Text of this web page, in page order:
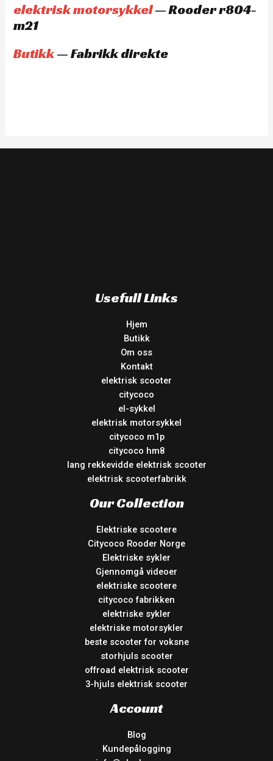
elektrisk motorsykkel— Rooder r804-
m21
Butikk— Fabrikk direkte
Usefull Links
Hjem
Butikk
Om oss
Kontakt
elektrisk scooter
citycoco
el-sykkel
elektrisk motorsykkel
citycoco m1p
citycoco hm8
lang rekkevidde elektrisk scooter
elektrisk scooterfabrikk
Our Collection
Elektriske scootere
Citycoco Rooder Norge
Elektriske sykler
Gjennomgå videoer
elektriske scootere
citycoco fabrikken
elektriske sykler
elektriske motorsykler
beste scooter for voksne
storhjuls scooter
offroad elektrisk scooter
3-hjuls elektrisk scooter
Account
Blog
Kundepålogging